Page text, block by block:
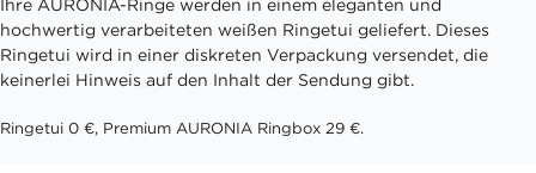
Ihre AURONIA-Ringe werden in einem eleganten und
hochwertig verarbeiteten weißen Ringetui geliefert. Dieses
Ringetui wird in einer diskreten Verpackung versendet, die
keinerlei Hinweis auf den Inhalt der Sendung gibt.
Ringetui 0 €, Premium AURONIA Ringbox 29 €.